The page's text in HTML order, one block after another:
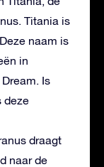
Titania is
naam is
in
Is
deze
draagt
naar de